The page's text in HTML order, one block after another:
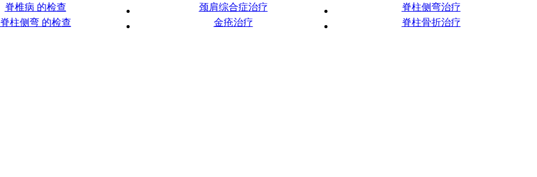
脊椎病 的检查 颈肩综合症治疗
脊柱侧弯治疗
脊柱侧弯 的检查 金疮治疗 脊柱骨折治疗